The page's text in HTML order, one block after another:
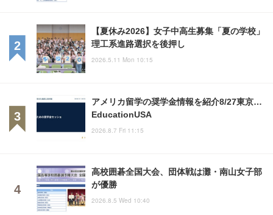
【夏休み2026】女子中高生募集「夏の学校」
理工系進路選択を後押し
2026.5.11 Mon 10:15
アメリカ留学の奨学金情報を紹介8/27東京…
EducationUSA
2026.8.7 Fri 11:15
高校囲碁全国大会、団体戦は灘・南山女子部
が優勝
2026.8.5 Wed 10:40